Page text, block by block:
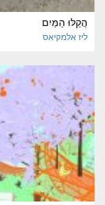
הֲקַלּוּ הַמַּיִם
ליז אלמקיאס